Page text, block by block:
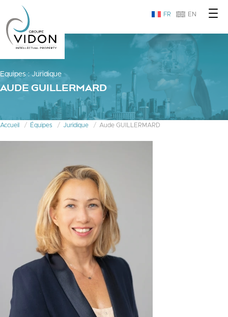
FR EN
Equipes : Juridique
AUDE GUILLERMARD
Accueil Équipes Juridique Aude GUILLERMARD